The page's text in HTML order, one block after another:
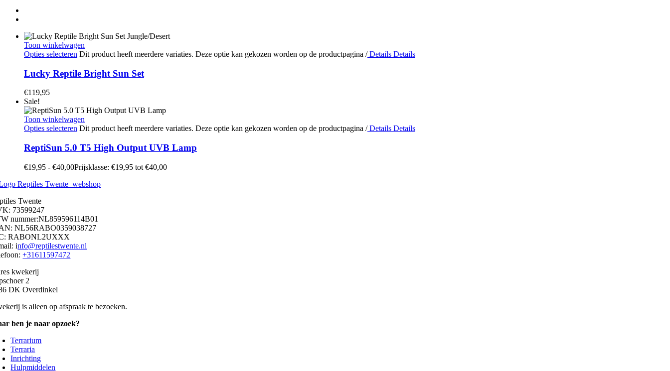
Toon winkelwagen
Opties selecteren Dit product heeft meerdere variaties. Deze optie kan gekozen worden op de productpagina /Details Details
Lucky Reptile Bright Sun Set
€119,95
Sale!
Toon winkelwagen
Opties selecteren Dit product heeft meerdere variaties. Deze optie kan gekozen worden op de productpagina /Details Details
ReptiSun 5.0 T5 High Output UVB Lamp
€19,95 - €40,00Prijsklasse: €19,95 tot €40,00
Twente
73599247
nummer:NL859596114B01
NL56RABO0359038727
RABONL2UXXX
info@reptilestwente.nl
+31611597472
kwekerij
2
DK Overdinkel
is alleen op afspraak te bezoeken.
ben je naar opzoek?
Terrarium
Terraria
Inrichting
Hulpmiddelen